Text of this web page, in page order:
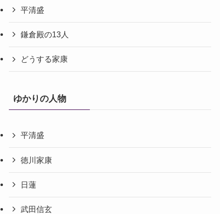
平清盛
鎌倉殿の13人
どうする家康
ゆかりの人物
平清盛
徳川家康
日蓮
武田信玄